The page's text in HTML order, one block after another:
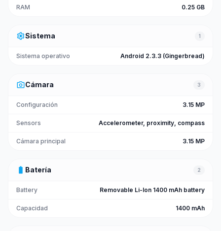
RAM 0.25 GB
settingsSistema 1
Sistema operativo Android 2.3.3 (Gingerbread)
photo_cameraCámara 3
Configuración 3.15 MP
Sensors Accelerometer, proximity, compass
Cámara principal 3.15 MP
battery_full Batería 2
Battery Removable Li-Ion 1400 mAh battery
Capacidad 1400 mAh